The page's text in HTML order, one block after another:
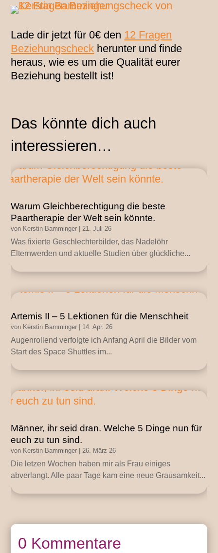
Lade dir jetzt für 0€ den 12 Fragen
Beziehungscheck herunter und finde
heraus, wie es um die Qualität eurer
Beziehung bestellt ist!
Das könnte dich auch
interessieren…
Warum Gleichberechtigung die beste
Paartherapie der Welt sein könnte.
von Kerstin Bamminger |21. Juli 26
Was fixierte Geschlechterbilder, das Nadelöhr
Elternwerden und aktuelle Studien über glückliche...
Artemis II – 5 Lektionen für die Menschheit
von Kerstin Bamminger 14. Apr. 26
Augenrollend verfolgte ich Anfang April die Bilder vom
Start des Space Shuttles im...
Männer, ihr seid dran. Welche 5 Dinge nun für
euch zu tun sind.
von Kerstin Bamminger |26. März 26
Die letzen Wochen haben mir als Frau einiges
abverlangt. Alle paar Tage kam eine neue Grausamkeit...
0 Kommentare